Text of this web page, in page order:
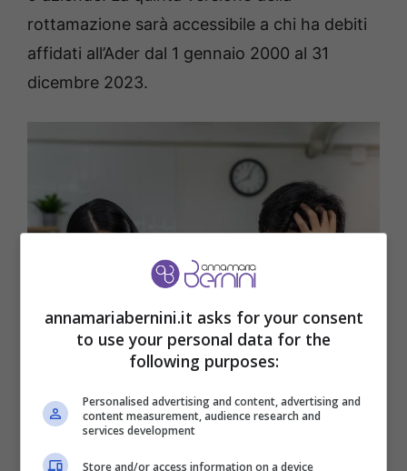
rottamazione sarà accessibile a chi ha debiti
affidati all’Ader dal 1 gennaio 2000 al 31
dicembre 2023.
Rottamazione quinquies, debiti affidati all’Ader dal 1 gennaio
2000 al 31 dicembre 2023-annamariabernini.it
annamariabernini.it asks for your consent
to use your personal data for the
following purposes:
Personalised advertising and content, advertising and
content measurement, audience research and
services development
Store and/or access information on a device